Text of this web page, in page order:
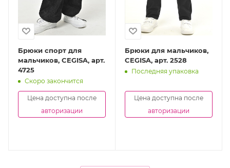
Брюки спорт для
мальчиков, CEGISA, арт.
4725
Скоро закончится
Цена доступна после
авторизации
Брюки для мальчиков,
CEGISA, арт. 2528
Последняя упаковка
Цена доступна после
авторизации